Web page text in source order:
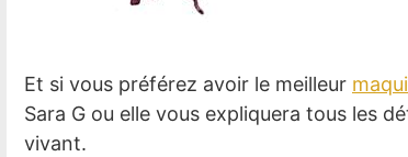
Et si vous préférez avoir le meilleur
Sara G ou elle vous expliquera tous les
vivant.